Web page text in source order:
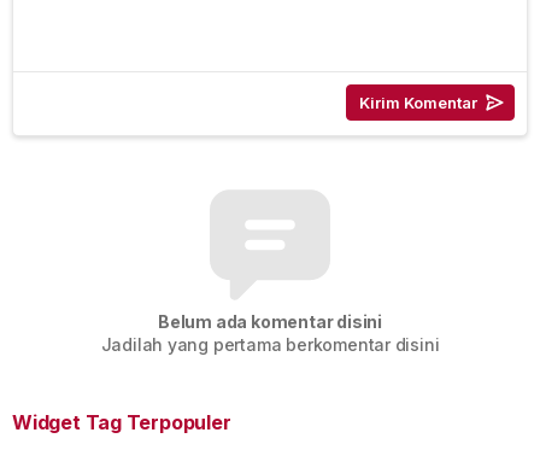
Belum ada komentar disini
Jadilah yang pertama berkomentar disini
Widget Tag Terpopuler